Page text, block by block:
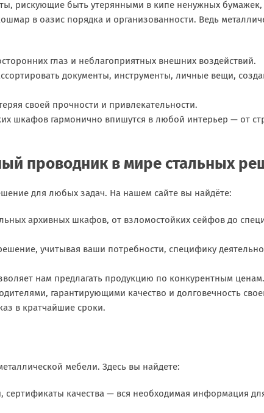
рискующие быть утерянными в кипе ненужных
в оазис порядка и организованности. Ведь
глаз и неблагоприятных внешних воздействий.
документы, инструменты, личные вещи,
своей прочности и привлекательности.
шкафов гармонично впишутся в любой интерьер — от
проводник в мире стальных
для любых задач. На нашем сайте вы найдёте:
архивных шкафов, от взломостойких сейфов до
учитывая ваши потребности, специфику
нам предлагать продукцию по конкурентным ценам.
гарантирующими качество и долговечность
в кратчайшие сроки.
мебели. Здесь вы найдете:
качества — вся необходимая информация